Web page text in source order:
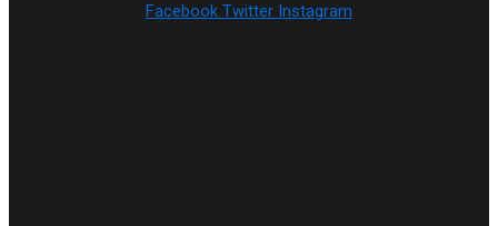
Facebook Twitter Instagram